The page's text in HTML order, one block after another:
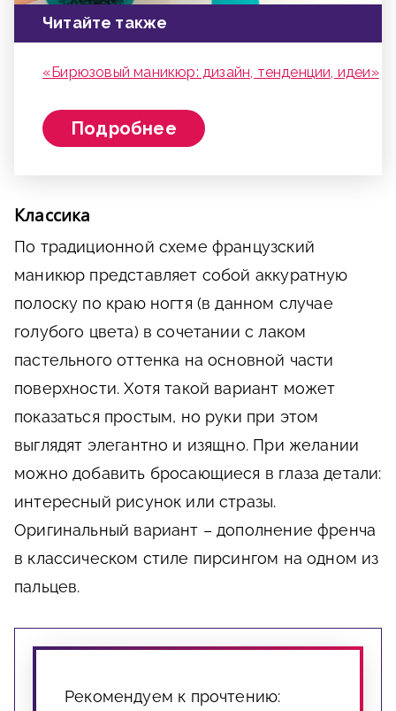
Читайте также
«Бирюзовый маникюр: дизайн, тенденции, идеи»
Подробнее
Классика
По традиционной схеме французский
маникюр представляет собой аккуратную
полоску по краю ногтя (в данном случае
голубого цвета) в сочетании с лаком
пастельного оттенка на основной части
поверхности. Хотя такой вариант может
показаться простым, но руки при этом
выглядят элегантно и изящно. При желании
можно добавить бросающиеся в глаза детали:
интересный рисунок или стразы.
Оригинальный вариант – дополнение френча
в классическом стиле пирсингом на одном из
пальцев.
Рекомендуем к прочтению: